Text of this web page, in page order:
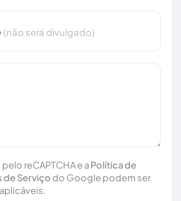
(não será divulgado)
reCAPTCHA e aPolítica de
de Serviçodo Google podem ser
aplicáveis.